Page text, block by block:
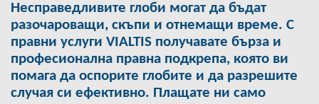
Несправедливите глоби могат да бъдат
разочароващи, скъпи и отнемащи време. С
правни услуги VIALTIS получавате бърза и
професионална правна подкрепа, която ви
помага да оспорите глобите и да разрешите
случая си ефективно. Плащате ни само